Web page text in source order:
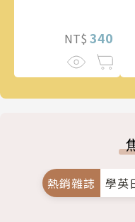
的情慾與驚悚！
NT$ 340
熱銷雜誌 學英